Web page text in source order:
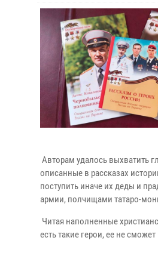
Авторам удалось выхватить
описанные в рассказах
поступить иначе их деды и
армии, полчищами татаро-
Читая наполненные
есть такие герои, ее не